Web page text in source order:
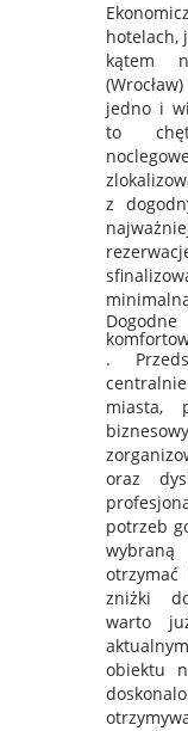
hotelach,
kątem
jedno i
to
z
.
miasta,
oraz
potrzeb
otrzymać
zniżki
warto
obiektu